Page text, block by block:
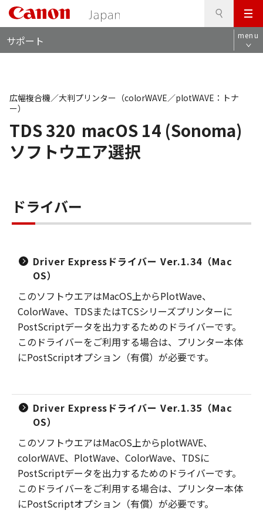
メ
ニ
ュ
サポート menu
TDS 320 macOS 14 (Sonoma)
ソフトウエア選択
広幅複合機／大判プリンター（colorWAVE／plotWAVE：トナ
ー）
ドライバー
Driver Expressドライバー Ver.1.34（Mac
OS）
このソフトウエアはMacOS上からPlotWave、
ColorWave、TDSまたはTCSシリーズプリンターに
PostScriptデータを出力するためのドライバーです。
このドライバーをご利用する場合は、プリンター本体
にPostScriptオプション（有償）が必要です。
Driver Expressドライバー Ver.1.35（Mac
OS）
このソフトウエアはMacOS上からplotWAVE、
colorWAVE、PlotWave、ColorWave、TDSに
PostScriptデータを出力するためのドライバーです。
このドライバーをご利用する場合は、プリンター本体
にPostScriptオプション（有償）が必要です。